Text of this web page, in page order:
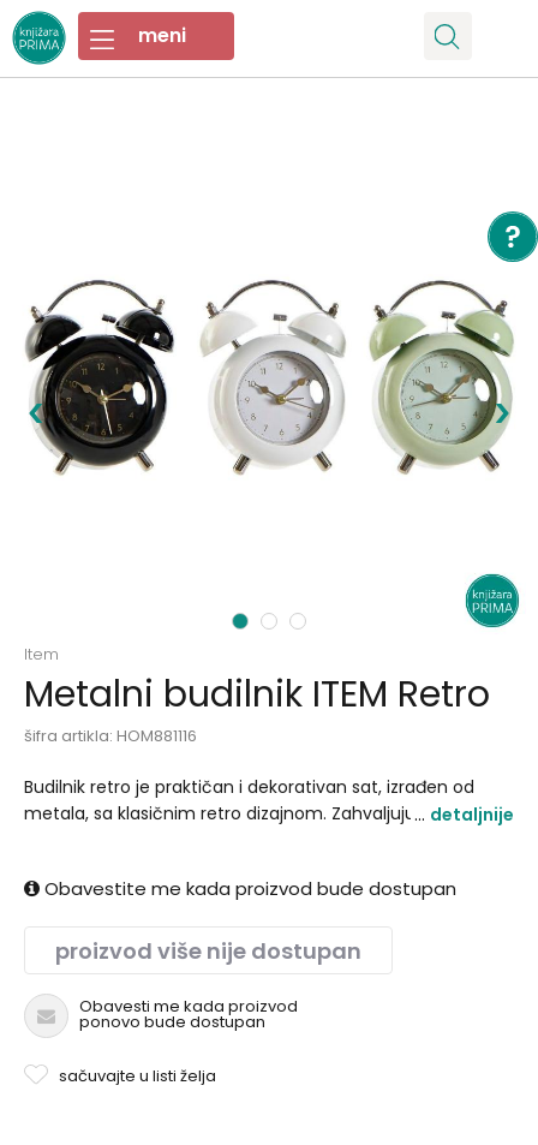
1 2 3
Item
Metalni budilnik ITEM Retro
šifra artikla: HOM881116
Budilnik retro je praktičan i dekorativan sat, izrađen od
metala, sa klasičnim retro dizajnom. Zahvaljujući detaljnije
Obavestite me kada proizvod bude dostupan
proizvod više nije dostupan
Obavesti me kada proizvod
ponovo bude dostupan
sačuvajte u listi želja